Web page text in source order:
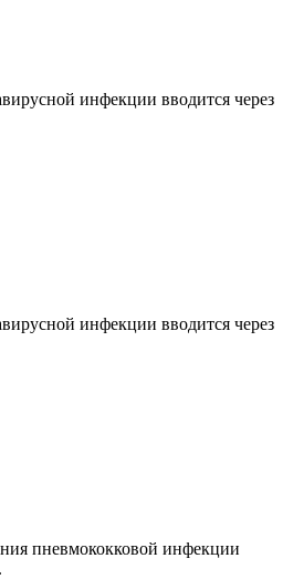
инфекции вводится через
инфекции вводится через
пневмококковой инфекции